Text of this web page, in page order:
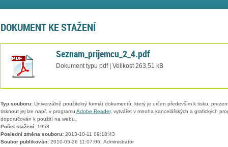
DOKUMENT KE STAŽENÍ
Seznam_prijemcu_2_4.pdf
Dokument typu pdf | Velikost 263,51 kB
Typ souboru:Univerzálně použitelný formát dokumentů, který je určen především k tisku,
tisknout jej lze např. v programu Adobe Reader, vytvářet v mnoha kancelářských a grafických
doporučován k použití na webu.
Počet stažení:1958
Poslední změna souboru:2013-10-11 09:18:43
Soubor publikován:2010-05-26 11:07:06, Administrator